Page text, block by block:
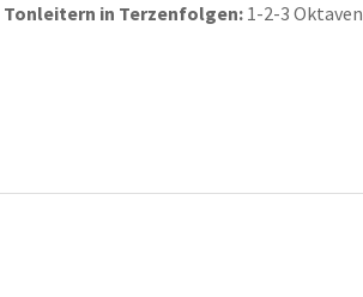
Tonleitern in Terzenfolgen: 1-2-3 Oktaven